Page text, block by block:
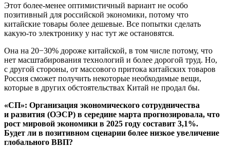
Этот более-менее оптимистичный вариант не особо
позитивный для российской экономики, потому что
китайские товары более дешевые. Все попытки сделать
какую-то электронику у нас тут же остановятся.
Она на 20−30% дороже китайской, в том числе потому, что
нет масштабирования технологий и более дорогой труд. Но,
с другой стороны, от массового притока китайских товаров
Россия сможет получить некоторые необходимые вещи,
которые в других обстоятельствах Китай не продал бы.
«СП»: Организация экономического сотрудничества
и развития (ОЭСР) в середине марта прогнозировала, что
рост мировой экономики в 2025 году составит 3,1%.
Будет ли в позитивном сценарии более низкое увеличение
глобального ВВП?